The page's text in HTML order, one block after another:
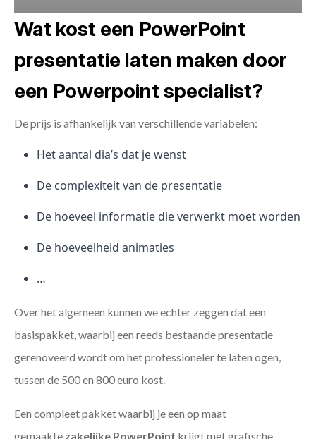
Wat kost een PowerPoint
presentatie laten maken door
een Powerpoint specialist?
De prijs is afhankelijk van verschillende variabelen:
Het aantal dia’s dat je wenst
De complexiteit van de presentatie
De hoeveel informatie die verwerkt moet worden
De hoeveelheid animaties
…
Over het algemeen kunnen we echter zeggen dat een
basispakket, waarbij een reeds bestaande presentatie
gerenoveerd wordt om het professioneler te laten ogen,
tussen de 500 en 800 euro kost.
Een compleet pakket waarbij je een op maat
gemaakte zakelijke PowerPoint krijgt met grafische